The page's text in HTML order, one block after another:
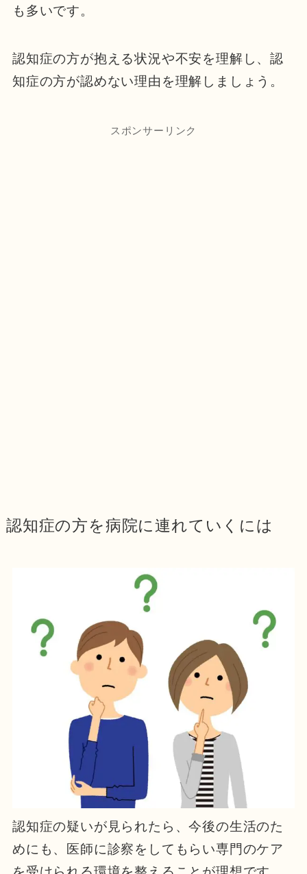
も多いです。
認知症の方が抱える状況や不安を理解し、認
知症の方が認めない理由を理解しましょう。
スポンサーリンク
認知症の方を病院に連れていくには
認知症の疑いが見られたら、今後の生活のた
めにも、医師に診察をしてもらい専門のケア